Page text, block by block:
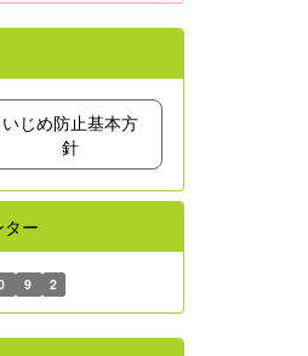
いじめ防止基本方
針
ー
9 2